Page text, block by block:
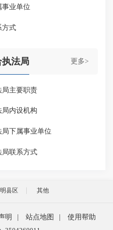
业单位
方式
更多>
法局
局主要职责
内设机构
下属事业单位
局联系方式
县区 其他
明 站点地图
使用帮助